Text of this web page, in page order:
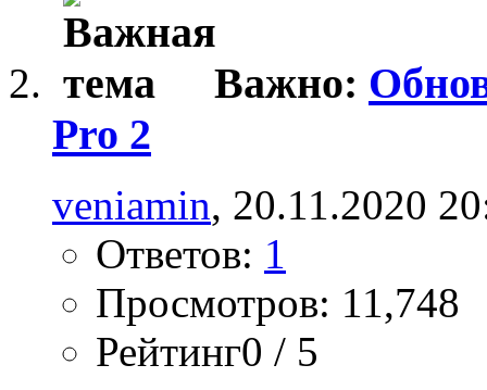
Важно:
Pro 2
veniamin, 20.11.2020
Ответов: 1
Просмотров: 11,748
Рейтинг0 / 5